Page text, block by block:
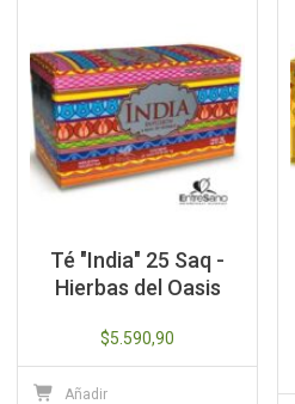
Té "India" 25 Saq -
Hierbas del Oasis
$5.590,90
Añadir